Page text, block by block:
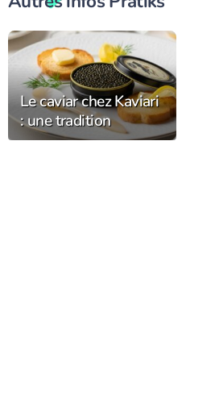
Le caviar chez Kaviari
: une tradition
française au service